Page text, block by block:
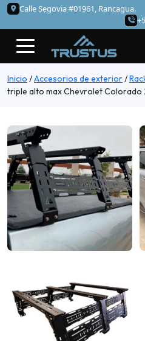
Calle Segovia #01961, Rancagua.
Inicio /Accesorios de exterior/
triple alto max Chevrolet Colorado